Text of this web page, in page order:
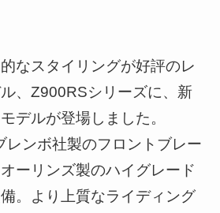
なスタイリングが好評のレ
、Z900RSシリーズに、新
デルが登場しました。
ンボ社製のフロントブレー
ーリンズ製のハイグレード
。より上質なライディング